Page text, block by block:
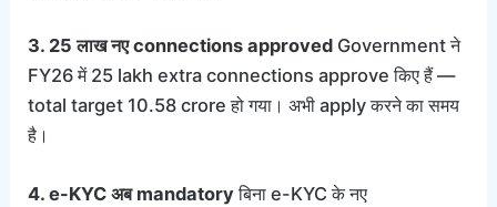
3. 25 लाख नए connections approved Government ने
FY26 में 25 lakh extra connections approve किए हैं —
total target 10.58 crore हो गया। अभी apply करने का समय
है।
4. e-KYC अब mandatoryबिना e-KYC के नए